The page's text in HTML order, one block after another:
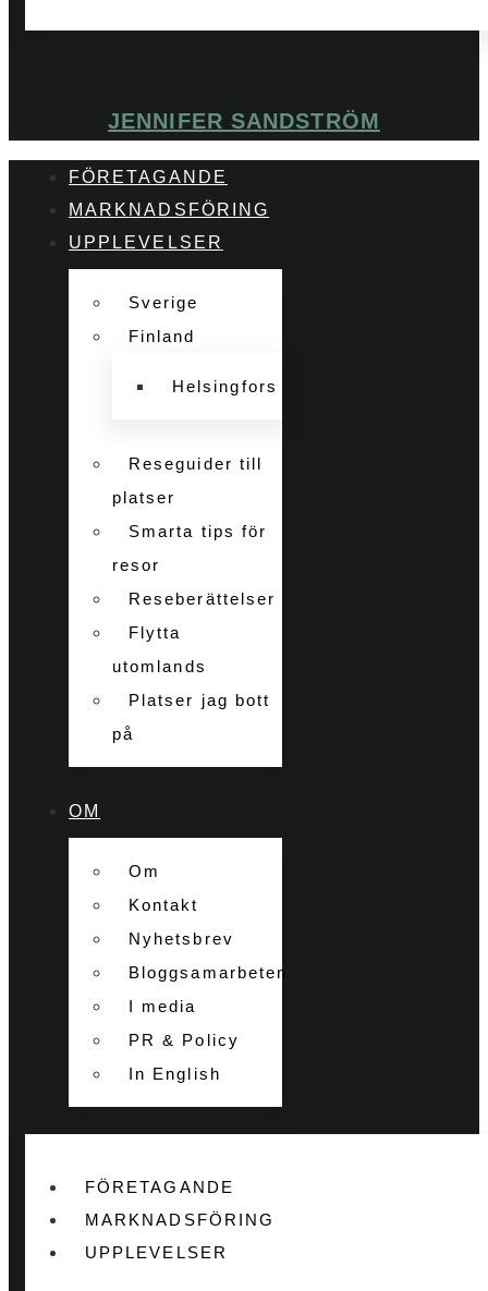
JENNIFER SANDSTRÖM
FÖRETAGANDE
MARKNADSFÖRING
UPPLEVELSER
Sverige
Finland
Helsingfors
Reseguider till
platser
Smarta tips för
resor
Reseberättelser
Flytta
utomlands
Platser jag bott
på
OM
Om
Kontakt
Nyhetsbrev
Bloggsamarbeten
I media
PR & Policy
In English
FÖRETAGANDE
MARKNADSFÖRING
UPPLEVELSER